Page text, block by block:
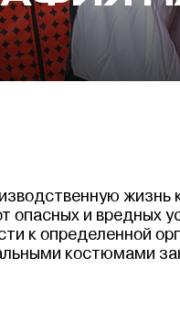
жизнь
опасных и вредных
к определенной
костюмами